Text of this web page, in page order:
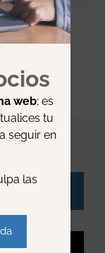
web; es
tu
seguir en
las